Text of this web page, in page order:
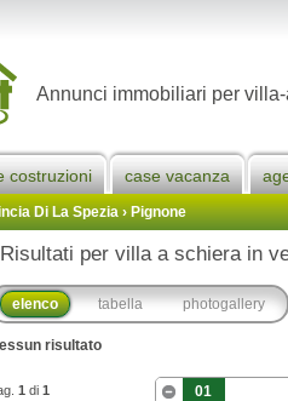
Annunci immobiliari per
costruzioni case vacanza
Di La Spezia›Pignone
Risultati per villa a schiera in
elenco tabella photogallery
risultato
1 di 1 01